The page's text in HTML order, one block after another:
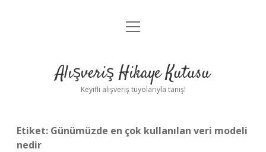
Anasayfa
Yasal Uyarı
menüyü
Alışveriş Hikaye Kutusu
Keyifli alışveriş tüyolarıyla tanış!
Etiket: Günümüzde en çok kullanılan veri modeli
nedir